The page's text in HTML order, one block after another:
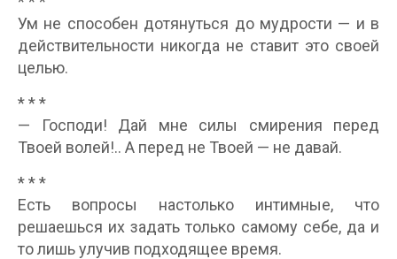
Ум не способен дотянуться до мудрости — и в
действительности никогда не ставит это своей
целью.
* * *
— Господи! Дай мне силы смирения перед
Твоей волей!.. А перед не Твоей — не давай.
* * *
Есть вопросы настолько интимные, что
решаешься их задать только самому себе, да и
то лишь улучив подходящее время.